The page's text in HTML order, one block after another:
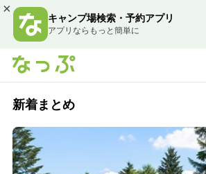
×
キャンプ場検索・予約アプリ
アプリならもっと簡単に
新着まとめ